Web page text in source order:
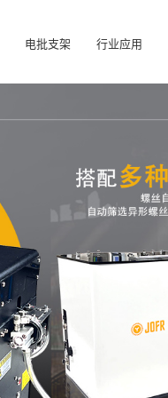
电批支架 行业应用